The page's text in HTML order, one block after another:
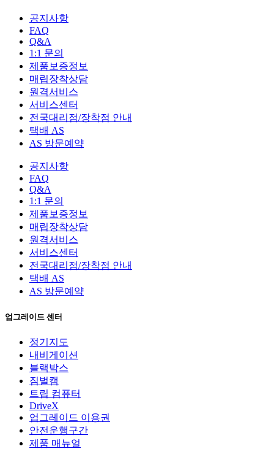
공지사항
FAQ
Q&A
1:1 문의
제품보증정보
매립장착상담
원격서비스
서비스센터
전국대리점/장착점 안내
택배 AS
AS 방문예약
공지사항
FAQ
Q&A
1:1 문의
제품보증정보
매립장착상담
원격서비스
서비스센터
전국대리점/장착점 안내
택배 AS
AS 방문예약
업그레이드 센터
정기지도
내비게이션
블랙박스
짐벌캠
트립 컴퓨터
DriveX
업그레이드 이용권
안전운행구간
제품 매뉴얼